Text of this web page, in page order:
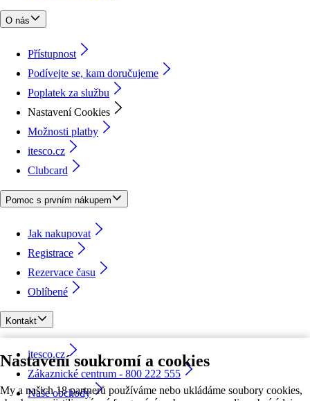
Nastavení soukromí a cookies
My a našich 18 partnerů používáme nebo ukládáme soubory cookies,
O nás
Přístupnost
Podívejte se, kam doručujeme
Poplatek za službu
Nastavení Cookies
Možnosti platby
itesco.cz
Clubcard
Pomoc s prvním nákupem
Jak nakupovat
Registrace
Rezervace času
Oblíbené
Kontakt
itesco.cz
Zákaznické centrum - 800 222 555
Naše obchody